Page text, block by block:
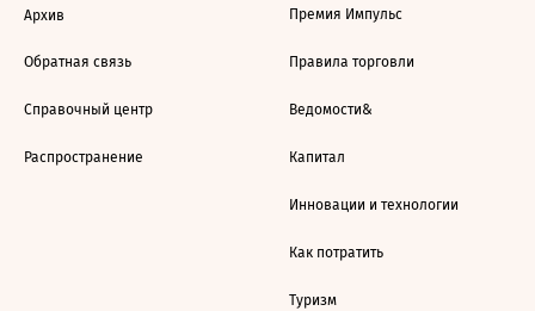
Архив
Обратная связь
Справочный центр
Распространение
Премия Импульс
Правила торговли
Ведомости&
Капитал
Инновации и технологии
Как потратить
Туризм